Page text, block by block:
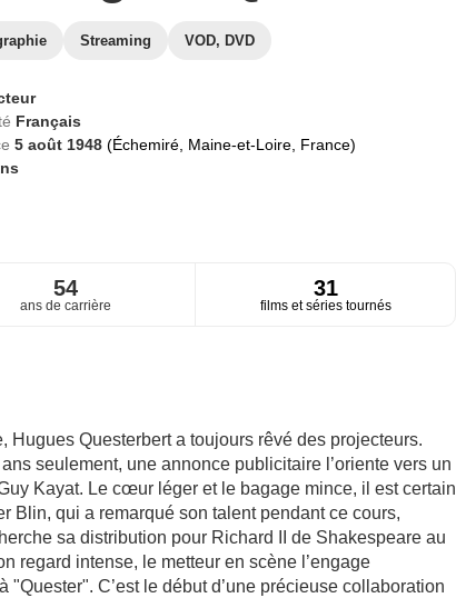
Streaming VOD, DVD
Français
5 août 1948 (Échemiré, Maine-et-Loire, France)
54
ans de carrière
31
films et séries tournés
Hugues Questerbert a toujours rêvé des projecteurs.
seulement, une annonce publicitaire l’oriente vers un
Kayat. Le cœur léger et le bagage mince, il est certain
Blin, qui a remarqué son talent pendant ce cours,
sa distribution pour Richard II de Shakespeare au
regard intense, le metteur en scène l’engage
"Quester". C’est le début d’une précieuse collaboration